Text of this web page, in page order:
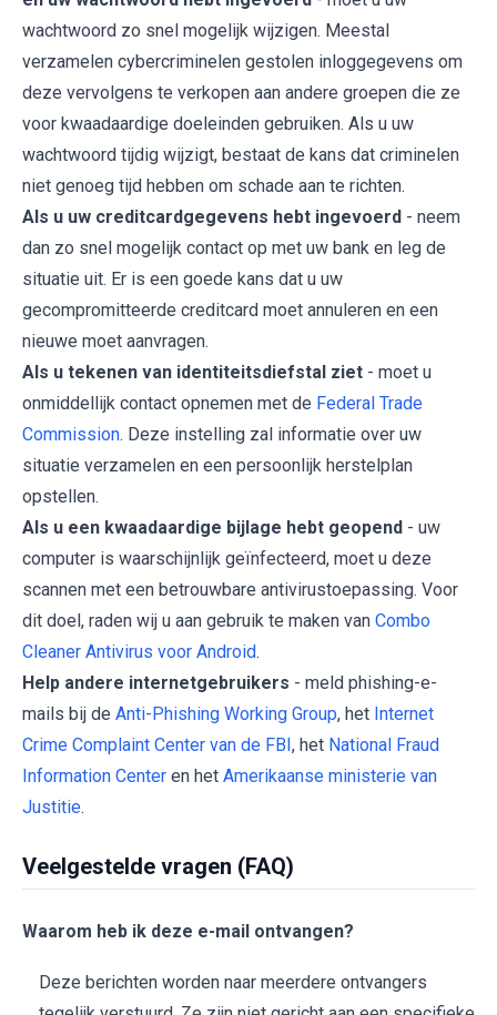
wachtwoord zo snel mogelijk wijzigen. Meestal
verzamelen cybercriminelen gestolen inloggegevens om
deze vervolgens te verkopen aan andere groepen die ze
voor kwaadaardige doeleinden gebruiken. Als u uw
wachtwoord tijdig wijzigt, bestaat de kans dat criminelen
niet genoeg tijd hebben om schade aan te richten.
Als u uw creditcardgegevens hebt ingevoerd - neem
dan zo snel mogelijk contact op met uw bank en leg de
situatie uit. Er is een goede kans dat u uw
gecompromitteerde creditcard moet annuleren en een
nieuwe moet aanvragen.
Als u tekenen van identiteitsdiefstal ziet - moet u
onmiddellijk contact opnemen met de Federal Trade
Commission. Deze instelling zal informatie over uw
situatie verzamelen en een persoonlijk herstelplan
opstellen.
Als u een kwaadaardige bijlage hebt geopend - uw
computer is waarschijnlijk geïnfecteerd, moet u deze
scannen met een betrouwbare antivirustoepassing. Voor
dit doel, raden wij u aan gebruik te maken van Combo
Cleaner Antivirus voor Android.
Help andere internetgebruikers - meld phishing-e-
mails bij de Anti-Phishing Working Group, het Internet
Crime Complaint Center van de FBI , het National Fraud
Information Center en het Amerikaanse ministerie van
Justitie.
Veelgestelde vragen (FAQ)
Waarom heb ik deze e-mail ontvangen?
Deze berichten worden naar meerdere ontvangers